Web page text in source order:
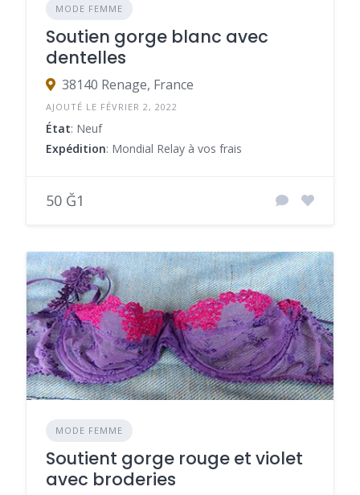
MODE FEMME
Soutien gorge blanc avec
dentelles
38140 Renage, France
AJOUTÉ LE FÉVRIER 2, 2022
État: Neuf
Expédition: Mondial Relay à vos frais
50 Ğ1
MODE FEMME
Soutient gorge rouge et violet
avec broderies